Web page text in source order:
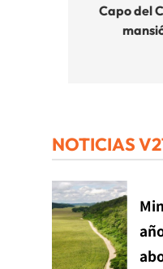
deCapo del
NOTICIAS